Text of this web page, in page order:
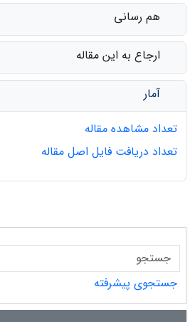
هم رسانی
ارجاع به این مقاله
آمار
تعداد مشاهده مقاله
تعداد دریافت فایل اصل مقاله
جستجوی پیشرفته